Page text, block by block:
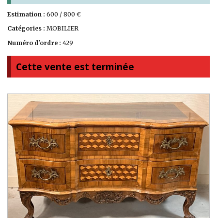
Estimation : 600 / 800 €
Catégories : MOBILIER
Numéro d'ordre : 429
Cette vente est terminée